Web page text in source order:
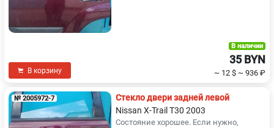
В корзину
В наличии
35 BYN
~ 12 $ ~ 936 ₽
№ 2005972-7
Стекло двери задней левой
Nissan X-Trail T30 2003
Состояние хорошее. Если нужно,